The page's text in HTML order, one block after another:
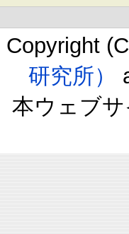
Copyright
研究所）
本ウェブ